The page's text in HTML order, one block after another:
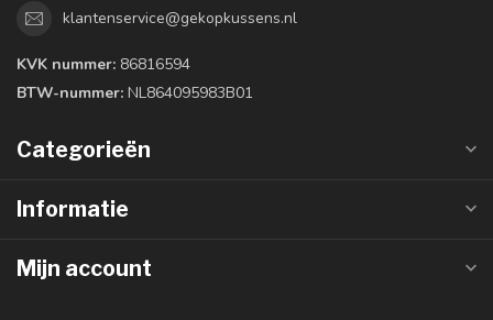
klantenservice@gekopkussens.nl
KVK nummer: 86816594
BTW-nummer: NL864095983B01
Categorieën
Informatie
Mijn account